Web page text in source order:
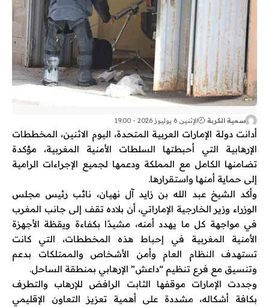
سمية الكربة الإثنين 6 يوليوز 2026 - 19:00
أدانت دولة الإمارات العربية المتحدة، اليوم الاثنين، المخططات
الإرهابية التي أحبطتها السلطات الأمنية المغربية، مؤكدة
تضامنها الكامل مع المملكة ودعمها لجميع الإجراءات الرامية
إلى حماية أمنها واستقرارها.
وأكد الشيخ عبد الله بن زايد آل نهيان، نائب رئيس مجلس
الوزراء وزير الخارجية الإماراتي، أن بلاده تقف إلى جانب المغرب
في مواجهة كل ما يهدد أمنه، مشيدًا بكفاءة ويقظة الأجهزة
الأمنية المغربية في إحباط هذه المخططات، التي كانت
تستهدف النظام العام وأمن الأشخاص والممتلكات بدعم
وتنسيق مع فرع تنظيم “داعش” الإرهابي بمنطقة الساحل.
وجددت الإمارات موقفها الثابت الرافض للإرهاب والتطرف
بكافة أشكاله، مشددة على أهمية تعزيز التعاون الإقليمي